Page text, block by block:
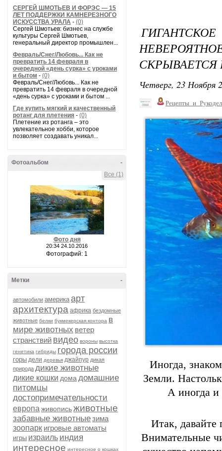
СЕРГЕЙ ШМОТЬЕВ И ФОРЭС — 15
ЛЕТ ПОДДЕРЖКИ КАМНЕРЕЗНОГО
ИСКУССТВА УРАЛА - (0)
Сергей Шмотьев: бизнес на службе
культуры Сергей Шмотьев,
генеральный директор промышлен...
Февраль/Снег/Любовь... Как не
превратить 14 февраля в
очередной «день сурка» с уроками
и бытом - (0)
Февраль/Снег/Любовь... Как не
превратить 14 февраля в очередной
«день сурка» с уроками и бытом ...
Где купить мягкий и качественный
ротанг для плетения - (0)
Плетение из ротанга – это
увлекательное хобби, которое
позволяет создавать уникал...
-
Фотоальбом
Все (1)
Фото дня
20:34 24.10.2016
Фотографий: 1
-
Метки
автомобили америка арт
архитектура африка бездомные
животные белки букмекерская контора в
мире животных ветер
странствий видео вороны высотка
генетика гибриды города россии
горы дели деревья джайпур дикая
природа дикие животные
дикие кошки дома домашние
питомцы
достопримечательности
европа живописьживотные
забавные животныезима
зоопарк игровые автоматы
игры израиль индия
интересное интересное о кошках
СКРЫВАЕТСЯ
Четверг, 23 Ноября
Иногда,
Земли.
А иногда
Итак, давайте
Внимательные